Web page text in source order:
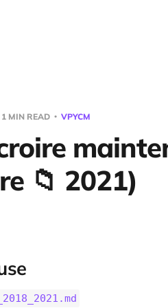
1 MIN READ VPYCM
📁 2021)